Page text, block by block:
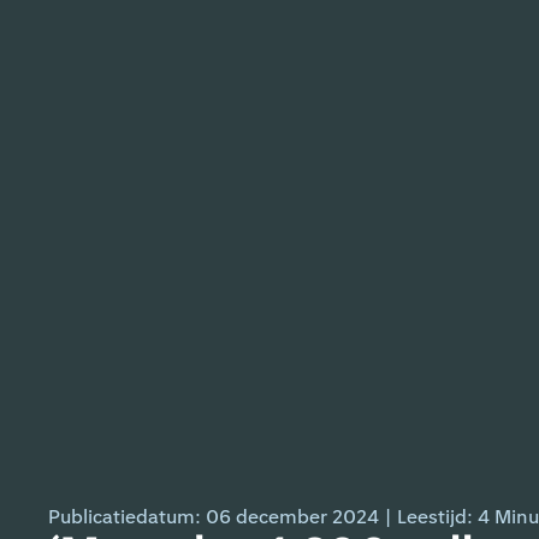
Publicatiedatum: 06 december 2024 | Leestijd:4